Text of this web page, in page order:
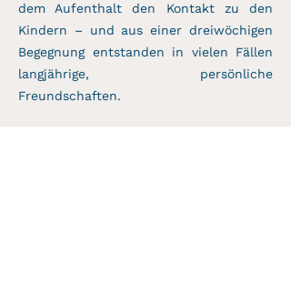
dem Aufenthalt den Kontakt zu den
Kindern – und aus einer dreiwöchigen
Begegnung entstanden in vielen Fällen
langjährige, persönliche
Freundschaften.